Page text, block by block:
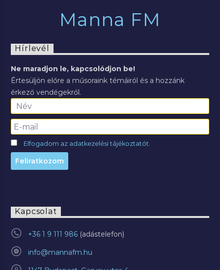
Manna FM
Hírlevél
Ne maradjon le, kapcsolódjon be!
Értesüljön előre a műsoraink témáiról és a hozzánk
érkező vendégekről.
Elfogadom az adatkezelési tájékoztatót.
Kapcsolat
+36 1 9 111 986
info@mannafm.hu